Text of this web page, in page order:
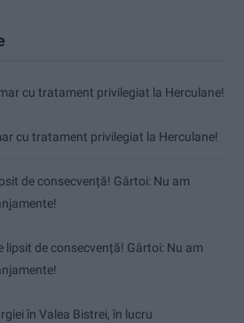
cu tratament privilegiat la Herculane!
cu tratament privilegiat la Herculane!
de consecvență! Gârtoi: Nu am
lipsit de consecvență! Gârtoi: Nu am
în Valea Bistrei, în lucru